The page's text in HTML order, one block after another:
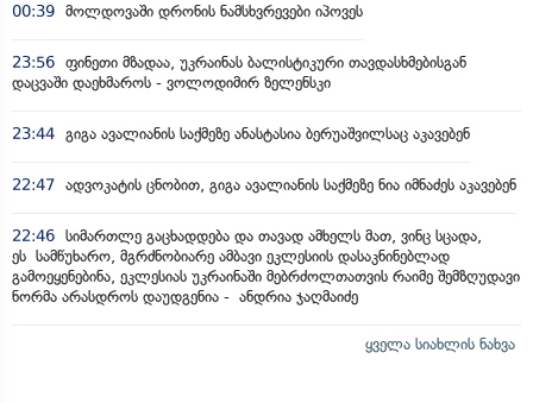
00:39 მოლდოვაში დრონის ნამსხვრევები იპოვეს
23:56 ფინეთი მზადაა, უკრაინას ბალისტიკური თავდასხმებისგან
დაცვაში დაეხმაროს - ვოლოდიმირ ზელენსკი
23:44 გიგა ავალიანის საქმეზე ანასტასია ბერუაშვილსაც აკავებენ
22:47 ადვოკატის ცნობით, გიგა ავალიანის საქმეზე ნია იმნაძეს აკავებენ
22:46 სიმართლე გაცხადდება და თავად ამხელს მათ, ვინც სცადა,
ეს სამწუხარო, მგრძნობიარე ამბავი ეკლესიის დასაკნინებლად
გამოეყენებინა, ეკლესიას უკრაინაში მებრძოლთათვის რაიმე შემზღუდავი
ნორმა არასდროს დაუდგენია - ანდრია ჯაღმაიძე
ყველა სიახლის ნახვა